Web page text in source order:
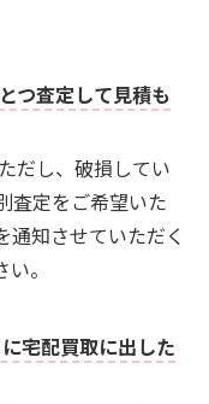
つ査定して見積も
だし、破損してい
査定をご希望いた
通知させていただく
。
宅配買取に出した